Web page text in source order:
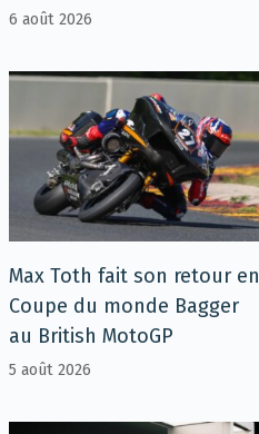
6 août 2026
Max Toth fait son retour en
Coupe du monde Bagger
au British MotoGP
5 août 2026